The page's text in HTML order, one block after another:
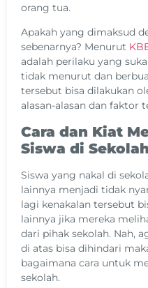
orang tua.
Apakah yang dimaksud
sebenarnya? Menurut
adalah perilaku yang
tidak menurut dan
tersebut bisa dilakukan
alasan-alasan dan faktor
Cara dan Kiat
Siswa di Sekolah
Siswa yang nakal di
lainnya menjadi tidak
lagi kenakalan tersebut
lainnya jika mereka
dari pihak sekolah. Nah,
di atas bisa dihindari
bagaimana cara untuk
sekolah.